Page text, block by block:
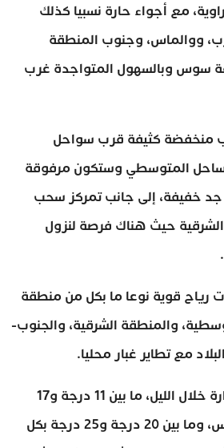
مع أجواء حارة نسبيا كذلك
ووالماس، وجنوب المنطقة
سوس وبالسهول المتواجدة غرب
منخفضة كثيفة قرب سواحل
المتوسطي وستكون مرفوقة
جد خفيفة، إلى جانب تمركز سحب
حيث هناك فرصة لنزول
رياح قوية نوعا ما بكل من منطقة
والمنطقة الشرقية، والجنوب-
مع تطاير غبار محليا.
وستتراوح درجات الحرارة خلال الليل، ما بين 11 درجة و17
درجة بمرتفعات الأطلس، وما بين 20 درجة و25 درجة بكل